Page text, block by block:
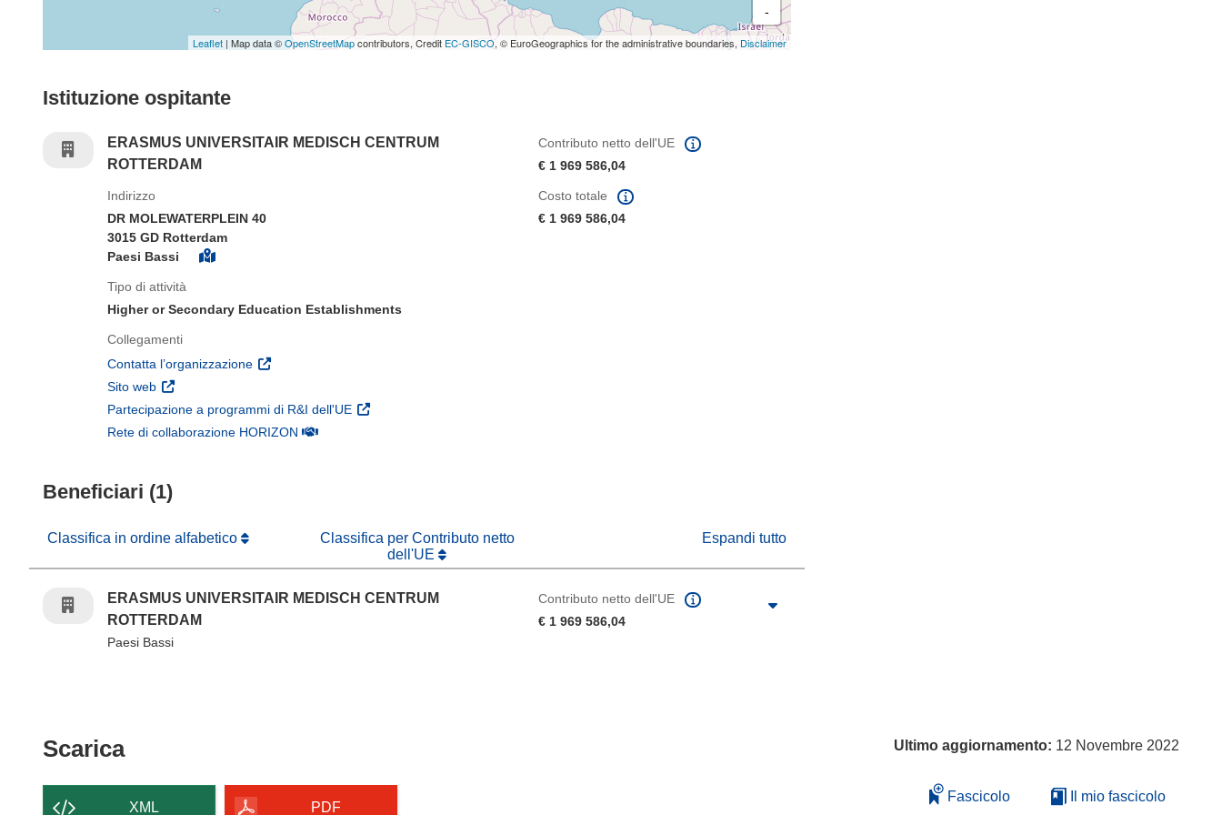
-
Leaflet | Map data ©OpenStreetMapcontributors, Credit EC-GISCO, © EuroGeographics for the administrative boundaries, Disclaimer
Istituzione ospitante
ERASMUS UNIVERSITAIR MEDISCH CENTRUM
ROTTERDAM
Contributo netto dell'UE
€ 1 969 586,04
Indirizzo
DR MOLEWATERPLEIN 40
3015 GD Rotterdam
Paesi Bassi
Tipo di attività
Higher or Secondary Education Establishments
Collegamenti
Contatta l’organizzazione (si apre in una nuova finestra)
Sito web (si apre in una nuova finestra)
Partecipazione a programmi di R&I dell'UE (si apre in una nuova finestra)
Rete di collaborazione HORIZON(si apre in una nuova finestra)
Costo totale
€ 1 969 586,04
Beneficiari (1)
Classifica in ordine alfabetico
Classifica per Contributo netto
dell'UE
Espandi tutto
ERASMUS UNIVERSITAIR MEDISCH CENTRUM
ROTTERDAM
Paesi Bassi
Contributo netto dell'UE
€ 1 969 586,04
ScaricaScarica il contenuto della pagina
XML PDF
Ultimo aggiornamento: 12 Novembre 2022
Fascicolo Il mio fascicolo